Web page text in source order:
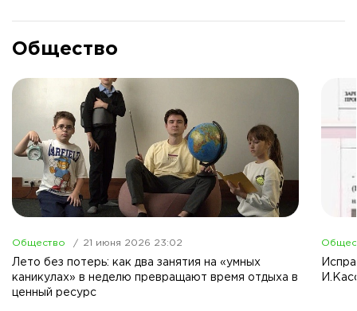
Общество
Общество 21 июня 2026 23:02
Лето без потерь: как два занятия на «умных
каникулах» в неделю превращают время отдыха в
ценный ресурс